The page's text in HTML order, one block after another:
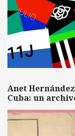
Anet
Cuba: un